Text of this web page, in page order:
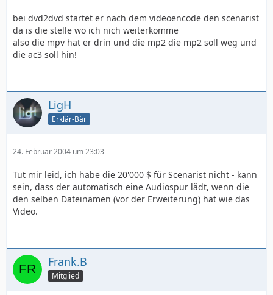
bei dvd2dvd startet er nach dem videoencode den scenarist
da is die stelle wo ich nich weiterkomme
also die mpv hat er drin und die mp2 die mp2 soll weg und
die ac3 soll hin!
LigH
Erklär-Bär
24. Februar 2004 um 23:03
Tut mir leid, ich habe die 20'000 $ für Scenarist nicht - kann
sein, dass der automatisch eine Audiospur lädt, wenn die
den selben Dateinamen (vor der Erweiterung) hat wie das
Video.
Frank.B
Mitglied